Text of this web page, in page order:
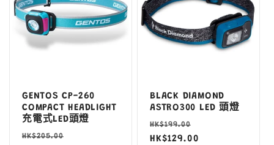
GENTOS CP-260
COMPACT HEADLIGHT
充電式LED頭燈
定
HK$205.00
BLACK DIAMOND
ASTRO300 LED 頭燈
定
價
HK$199.00
價
HK$129.00